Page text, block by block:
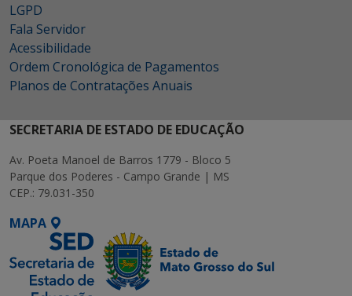
LGPD
Fala Servidor
Acessibilidade
Ordem Cronológica de Pagamentos
Planos de Contratações Anuais
SECRETARIA DE ESTADO DE EDUCAÇÃO
Av. Poeta Manoel de Barros 1779 - Bloco 5
Parque dos Poderes - Campo Grande | MS
CEP.: 79.031-350
MAPA